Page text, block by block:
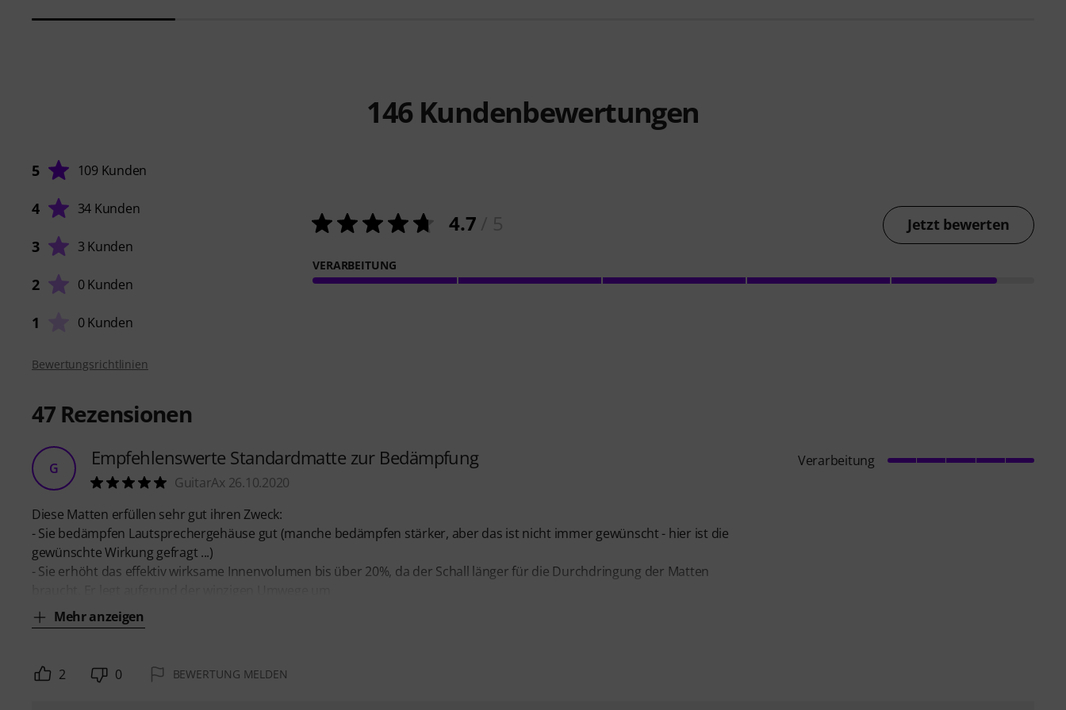
146Kundenbewertungen
5 109 Kunden
4 34 Kunden
3 3 Kunden
2 0 Kunden
1 0 Kunden
4.7 Jetzt bewerten
VERARBEITUNG
Bewertungsrichtlinien
47 Rezensionen
G Empfehlenswerte Standardmatte zur Bedämpfung
GuitarAx 26.10.2020
Diese Matten erfüllen sehr gut ihren Zweck:
- Sie bedämpfen Lautsprechergehäuse gut (manche bedämpfen stärker, aber das ist nicht immer gewünscht - hier ist die
gewünschte Wirkung gefragt ...)
- Sie erhöht das effektiv wirksame Innenvolumen bis über 20%, da der Schall länger für die Durchdringung der Matten
Mehr anzeigen
Verarbeitung
2 0 BEWERTUNG MELDEN